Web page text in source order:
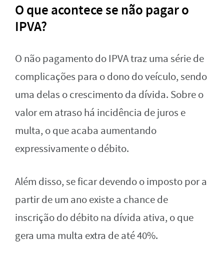
O que acontece se não pagar o
IPVA?
O não pagamento do IPVA traz uma série de
complicações para o dono do veículo, sendo
uma delas o crescimento da dívida. Sobre o
valor em atraso há incidência de juros e
multa, o que acaba aumentando
expressivamente o débito.
Além disso, se ficar devendo o imposto por a
partir de um ano existe a chance de
inscrição do débito na dívida ativa, o que
gera uma multa extra de até 40%.